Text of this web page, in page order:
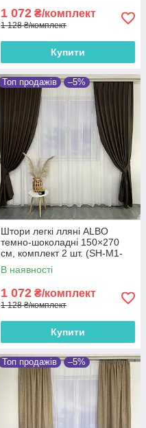
1 072 ₴/комплект
1 128 ₴/комплект
Купити
Топ продажів –5%
Штори легкі лляні ALBO
темно-шоколадні 150×270
см, комплект 2 шт. (SH-M1-
14)
В наявності
1 072 ₴/комплект
1 128 ₴/комплект
Купити
Топ продажів –5%